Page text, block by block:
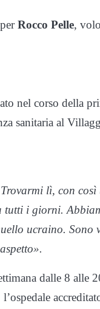
Rocco Pelle,
nel corso della
sanitaria al
lì, con
tutti i giorni.
ucraino. Sono
dalle 8 alle